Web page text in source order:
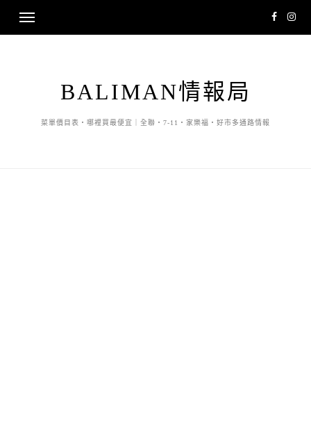
BALIMAN情報局
菜單價目表・哪裡買最便宜｜全聯・7-11・家樂福・好市多通路情報